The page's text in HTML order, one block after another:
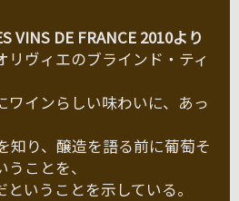
VINS DE FRANCE 2010より
リヴィエのブラインド・ティ
ワインらしい味わいに、あっ
り、醸造を語る前に葡萄そ
ことを、
いうことを示している。